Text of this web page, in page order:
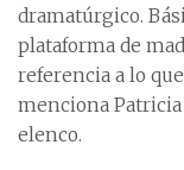
dramatúrgico.
plataforma de
referencia a lo
menciona
elenco.